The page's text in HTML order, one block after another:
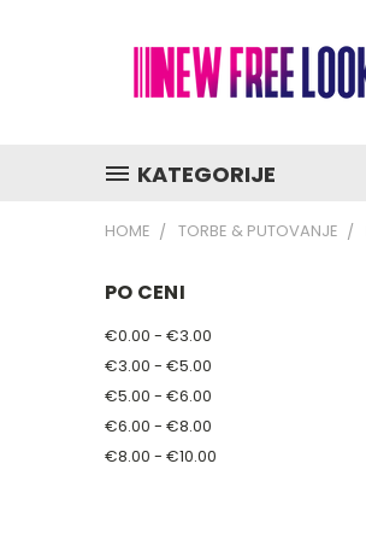
KATEGORIJE
HOME TORBE & PUTOVANJE
PO CENI
€0.00 - €3.00
€3.00 - €5.00
€5.00 - €6.00
€6.00 - €8.00
€8.00 - €10.00